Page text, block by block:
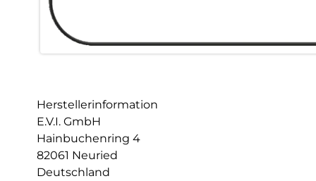
Herstellerinformation
E.V.I. GmbH
Hainbuchenring 4
82061 Neuried
Deutschland